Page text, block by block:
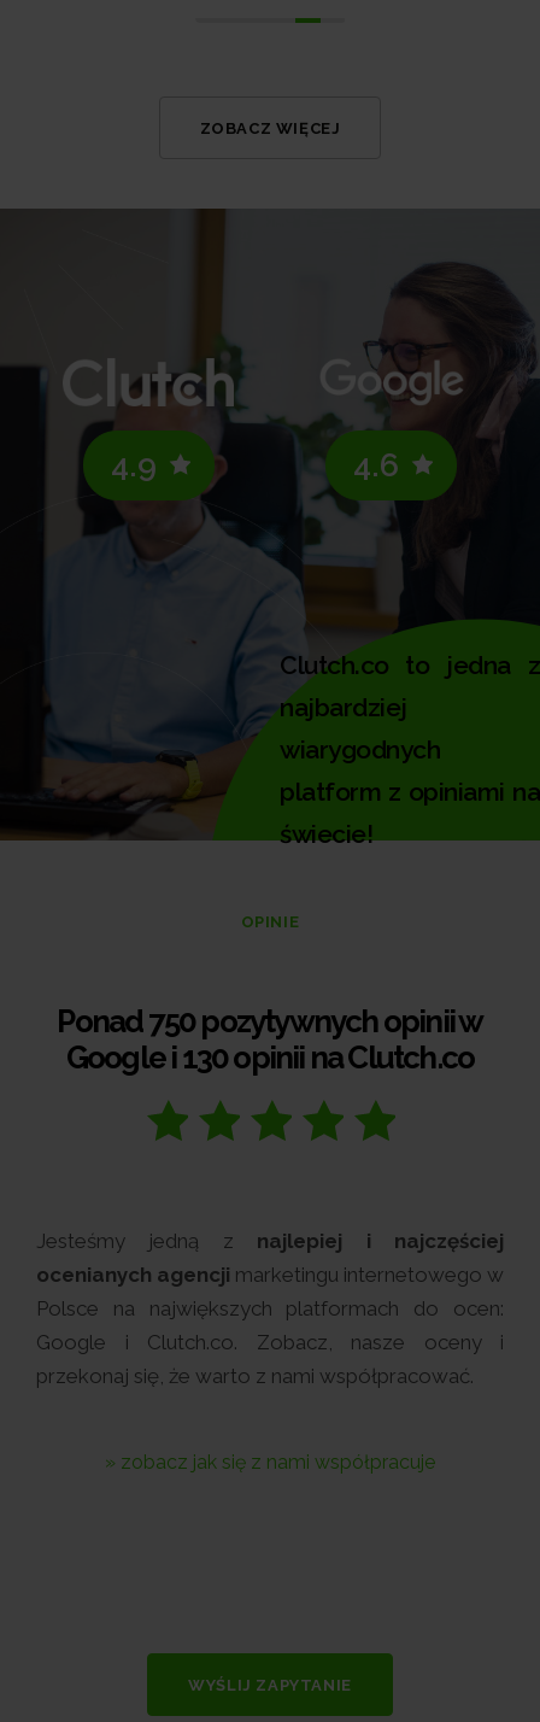
ZOBACZ WIĘCEJ
4.9 4.6
Clutch.co to jedna z
najbardziej
wiarygodnych
platform z opiniami na
świecie!
OPINIE
Ponad 750 pozytywnych opinii w
Google i 130 opinii na Clutch.co
Jesteśmy jedną z najlepiej i najczęściej
ocenianych agencji marketingu internetowego w
Polsce na największych platformach do ocen:
Google i Clutch.co. Zobacz, nasze oceny i
przekonaj się, że warto z nami współpracować.
» zobacz jak się z nami współpracuje
WYŚLIJ ZAPYTANIE